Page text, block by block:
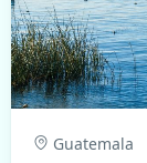
Guatemala